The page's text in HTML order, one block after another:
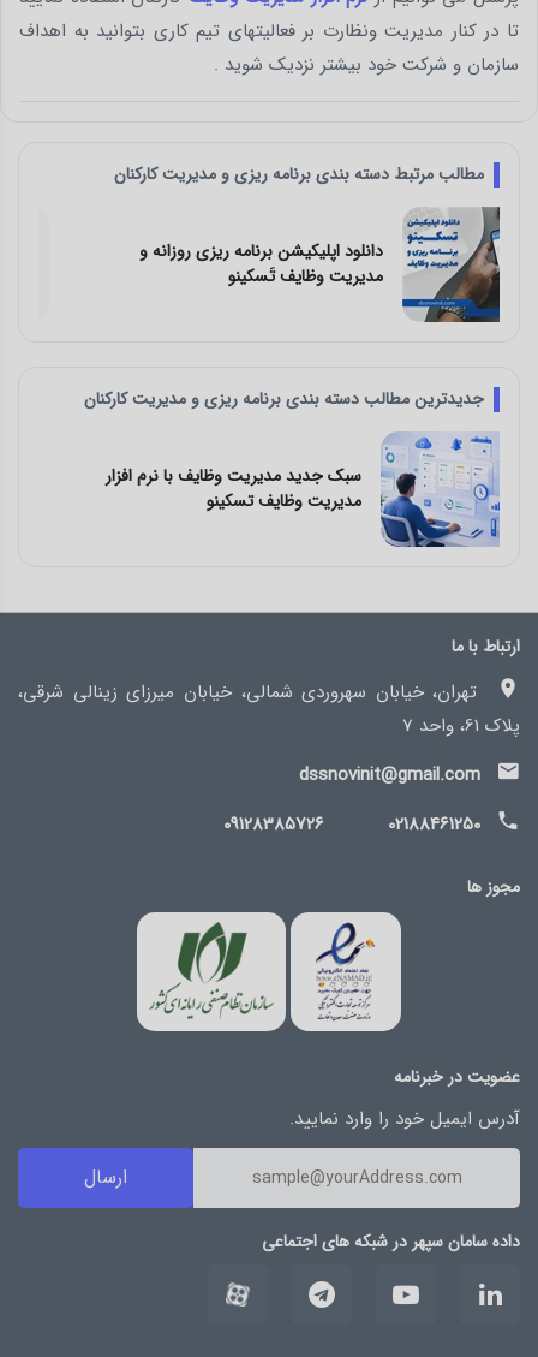
تا در کنار مدیریت ونظارت بر فعالیتهای تیم کاری بتوانید به اهداف
سازمان و شرکت خود بیشتر نزدیک شوید .
مطالب مرتبط دسته بندی برنامه ریزی و مدیریت کارکنان
معرفی بهترین اپلیکیشن و نرم افزار برنامه
ریزی و مدیریت کارها
جدیدترین مطالب دسته بندی برنامه ریزی و مدیریت کارکنان
چالش‌ های کار تیمی و راه‌ حل آن با نرم افزار
مدیریت وظایف تسکینو
ارتباط با ما
تهران، خیابان سهروردی شمالی، خیابان میرزای زینالی شرقی،
پلاک 61، واحد 7
dssnovinit@gmail.com
02188461250
09128385726
مجوز ها
عضویت در خبرنامه
آدرس ایمیل خود را وارد نمایید.
ارسال
داده سامان سپهر در شبکه های اجتماعی